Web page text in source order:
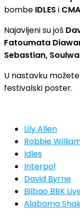
bombe IDLES i
Najavljeni su još
Fatoumata
Sebastian,
U nastavku
festivalski poster.
Lily Allen
Robbie
Idles
Interpol
David Byrne
Bilbao BBK
Alabama